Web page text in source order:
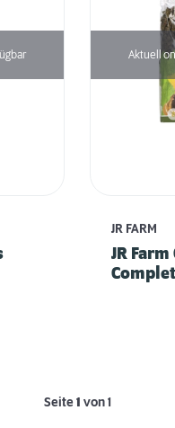
Aktuell
JR FARM
JR
Seite1 von 1